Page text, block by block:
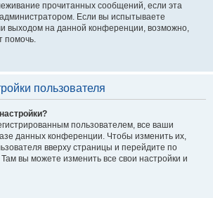
прочитанных сообщений, если эта
Если вы испытываете
выходом на данной конференции, возможно,
помочь.
пользователя
пользователем, все ваши
данных конференции. Чтобы изменить их,
вверху страницы и перейдите по
Там вы можете изменить все свои настройки и